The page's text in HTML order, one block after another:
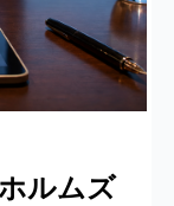
ルムズ